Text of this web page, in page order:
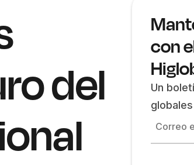
del
con
Un
globales
Correo